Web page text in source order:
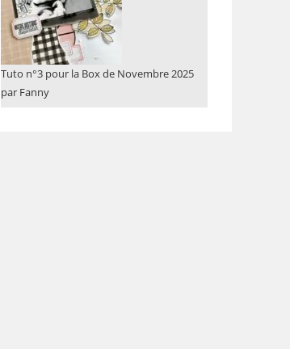
Tuto n°3 pour la Box de Novembre 2025
par Fanny